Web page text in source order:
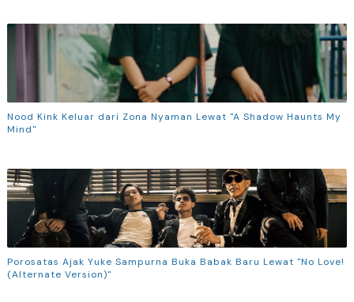
Nood Kink Keluar dari Zona Nyaman Lewat "A Shadow Haunts My
Mind"
Porosatas Ajak Yuke Sampurna Buka Babak Baru Lewat "No Love!
(Alternate Version)"